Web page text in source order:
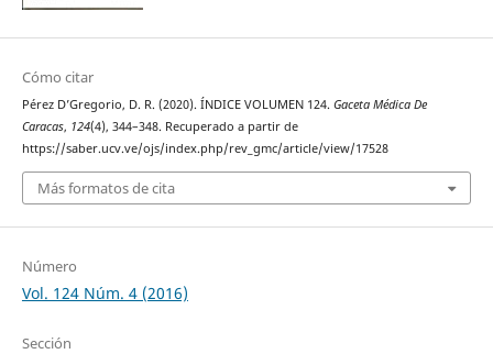
Cómo citar
Pérez D’Gregorio, D. R. (2020). ÍNDICE VOLUMEN 124. Gaceta Médica De
Caracas, 124(4), 344–348. Recuperado a partir de
https://saber.ucv.ve/ojs/index.php/rev_gmc/article/view/17528
Más formatos de cita
Número
Vol. 124 Núm. 4 (2016)
Sección